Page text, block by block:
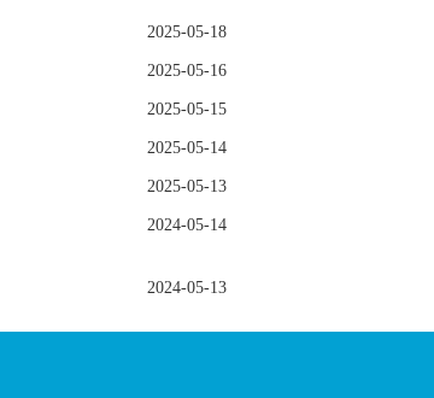
2025-05-18
2025-05-16
2025-05-15
2025-05-14
2025-05-13
2024-05-14
2024-05-13